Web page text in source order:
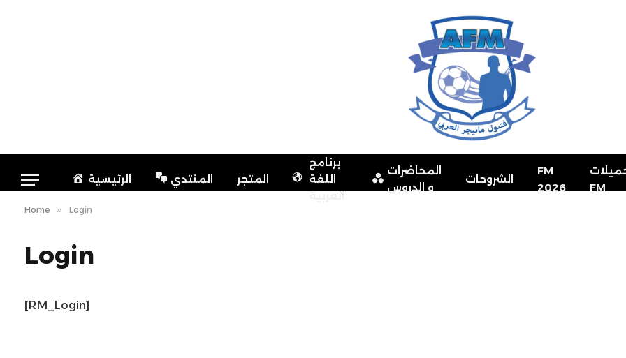
الرئيسية المنتدي المتجر
برنامج
اللغة
العربية
المحاضرات
و الدروس
الشروحات
FM
2026
FM
Home » Login
Login
[RM_Login]